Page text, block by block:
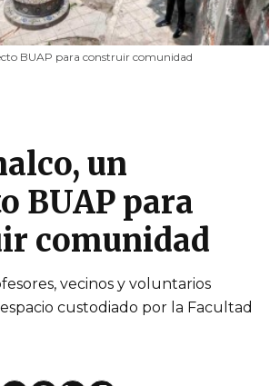
BUAP para construir comunidad
un
BUAP para
comunidad
vecinos y voluntarios
custodiado por la Facultad